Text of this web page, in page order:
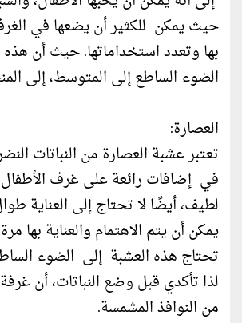
حيث يمكن للكثير أن يضعها في
بها وتعدد استخداماتها. حيث أن
الضوء الساطع إلى المتوسط، إلى
العصارة:
تعتبر عشبة العصارة من النباتات
في إضافات رائعة على غرف الأطفال
لطيف، أيضًا لا تحتاج إلى العناية
يمكن أن يتم الاهتمام والعناية بها
تحتاج هذه العشبة إلى الضوء
لذا تأكدي قبل وضع النباتات، أن
من النوافذ المشمسة.